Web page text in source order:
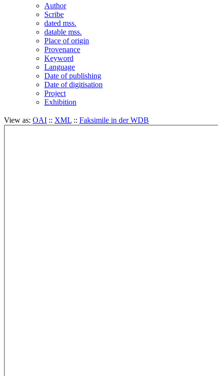
Author
Scribe
dated mss.
datable mss.
Place of origin
Provenance
Keyword
Language
Date of publishing
Date of digitisation
Project
Exhibition
View as: OAI :: XML :: Faksimile in der WDB